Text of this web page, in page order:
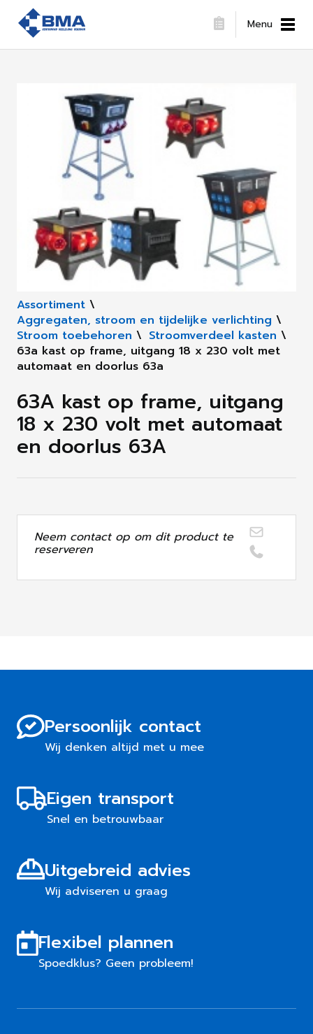
Menu
Assortiment \
Aggregaten, stroom en tijdelijke verlichting \
Stroom toebehoren \ Stroomverdeel kasten \
63a kast op frame, uitgang 18 x 230 volt met
automaat en doorlus 63a
63A kast op frame, uitgang
18 x 230 volt met automaat
en doorlus 63A
Neem contact op om dit product te
reserveren
Persoonlijk contact
Wij denken altijd met u mee
Eigen transport
Snel en betrouwbaar
Uitgebreid advies
Wij adviseren u graag
Flexibel plannen
Spoedklus? Geen probleem!